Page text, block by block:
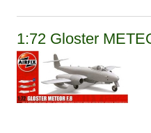
1:72 Gloster